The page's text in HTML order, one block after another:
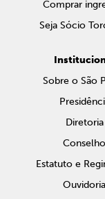
Comprar
Seja Sócio
Sobre o São
Diretoria
Conselho
Estatuto e
Ouvidoria